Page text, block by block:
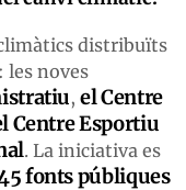
distribuïts
les noves
,el Centre
Centre Esportiu
. La iniciativa es
fonts públiques